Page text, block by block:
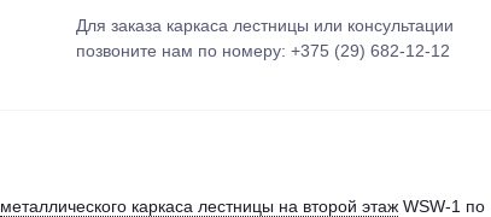
Для заказа каркаса лестницы или консультации
позвоните нам по номеру: +375 (29) 682-12-12
металлического каркаса лестницы на второй этаж WSW-1 по